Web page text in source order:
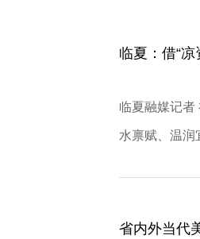
临夏：借“凉
临夏融媒记者
水禀赋、温润
省内外当代